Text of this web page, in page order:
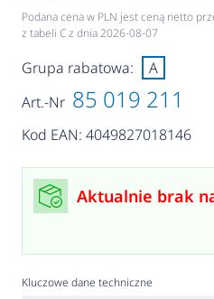
Podana cena w PLN jest ceną netto
z tabeli C z dnia 2026-08-07
Art.-Nr 85 019 211
Kod EAN: 4049827018146
Grupa rabatowa: A
Aktualnie brak
Kluczowe dane techniczne